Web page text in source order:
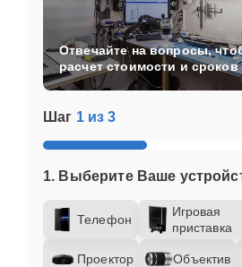
Шаг 1 из 3
1. Выберите Ваше
Телефон
Игровая
приставка
Проектор Объектив
Отвечайте на вопросы,
расчет стоимости и сроков